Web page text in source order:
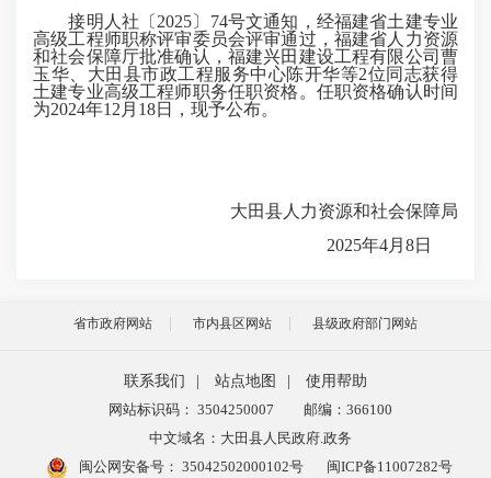
接明人社〔2025〕74号文通知，经福建省土建专业
高级工程师职称评审委员会评审通过，福建省人力资源
和社会保障厅批准确认，福建兴田建设工程有限公司曹
玉华、大田县市政工程服务中心陈开华等2位同志获得
土建专业高级工程师职务任职资格。任职资格确认时间
为2024年12月18日，现予公布。
大田县人力资源和社会保障局
2025年4月8日
省市政府网站 市内县区网站 县级政府部门网站
联系我们 站点地图
使用帮助
网站标识码： 3504250007
邮编：366100
中文域名：大田县人民政府.政务
闽公网安备号： 35042502000102号 闽ICP备11007282号